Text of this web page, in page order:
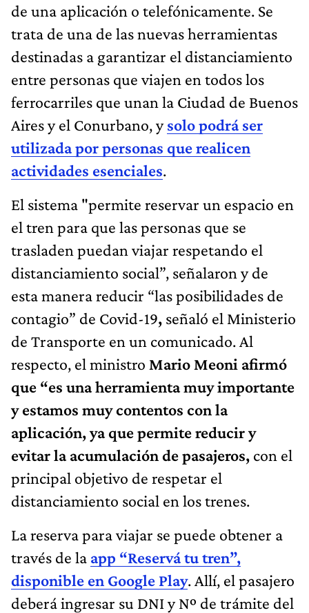
de una aplicación o telefónicamente. Se
trata de una de las nuevas herramientas
destinadas a garantizar el distanciamiento
entre personas que viajen en todos los
ferrocarriles que unan la Ciudad de Buenos
Aires y el Conurbano, ysolo podrá ser
utilizada por personas que realicen
actividades esenciales.
El sistema "permite reservar un espacio en
el tren para que las personas que se
trasladen puedan viajar respetando el
distanciamiento social”, señalaron y de
esta manera reducir “las posibilidades de
contagio” de Covid-19, señaló el Ministerio
de Transporte en un comunicado. Al
respecto, el ministro Mario Meoni afirmó
que “es una herramienta muy importante
y estamos muy contentos con la
aplicación, ya que permite reducir y
evitar la acumulación de pasajeros, con el
principal objetivo de respetar el
distanciamiento social en los trenes.
La reserva para viajar se puede obtener a
través de la app “Reservá tu tren”,
disponible en Google Play. Allí, el pasajero
deberá ingresar su DNI y Nº de trámite del